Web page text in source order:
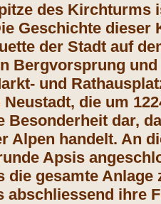
des Kirchturms
Geschichte dieser
der Stadt auf
Bergvorsprung und
und
die um
dar,
Alpen handelt. An
Apsis
gesamte Anlage
abschliessend ihre